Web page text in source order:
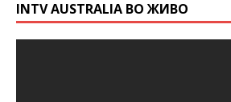
INTV AUSTRALIA ВО ЖИВО